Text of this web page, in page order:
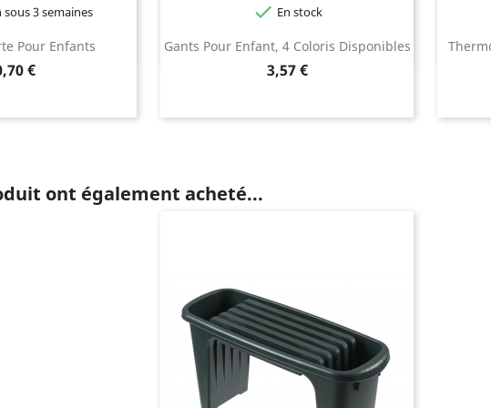
Pour Enfants
€
sous 3 semaines
Gants Pour Enfant, 4 Coloris Disponibles
Prix
3,57 €
 En stock
Bleu Orange Rose Vert
ont également acheté...